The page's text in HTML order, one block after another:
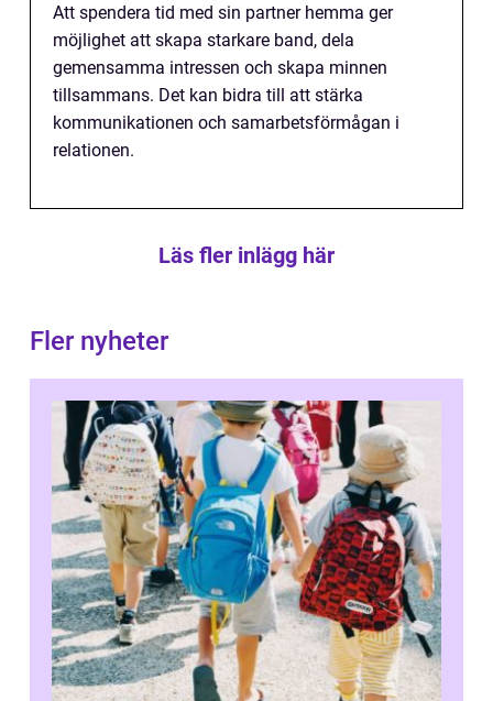
Att spendera tid med sin partner hemma ger
möjlighet att skapa starkare band, dela
gemensamma intressen och skapa minnen
tillsammans. Det kan bidra till att stärka
kommunikationen och samarbetsförmågan i
relationen.
Läs fler inlägg här
Fler nyheter